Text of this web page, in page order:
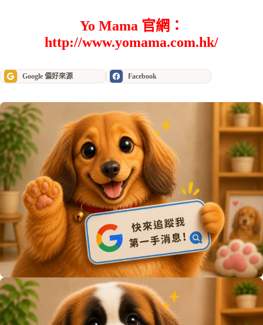
Yo Mama 官網：
http://www.yomama.com.hk/
Google 偏好來源 Facebook